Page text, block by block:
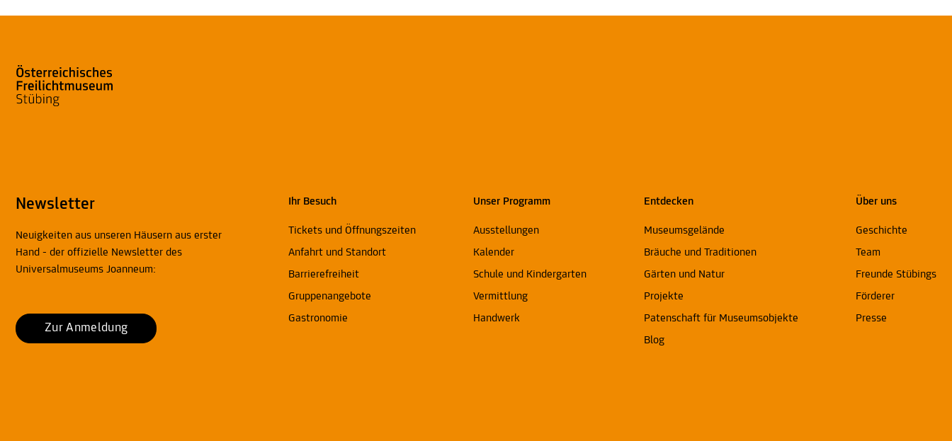
Newsletter
Neuigkeiten aus unseren Häusern aus erster
Hand - der offizielle Newsletter des
Universalmuseums Joanneum:
Zur Anmeldung
Ihr Besuch
Tickets und Öffnungszeiten
Anfahrt und Standort
Barrierefreiheit
Gruppenangebote
Gastronomie
Unser Programm
Ausstellungen
Kalender
Schule und Kindergarten
Vermittlung
Handwerk
Entdecken
Museumsgelände
Bräuche und Traditionen
Gärten und Natur
Projekte
Patenschaft für Museumsobjekte
Blog
Über uns
Geschichte
Team
Freunde Stübings
Förderer
Presse